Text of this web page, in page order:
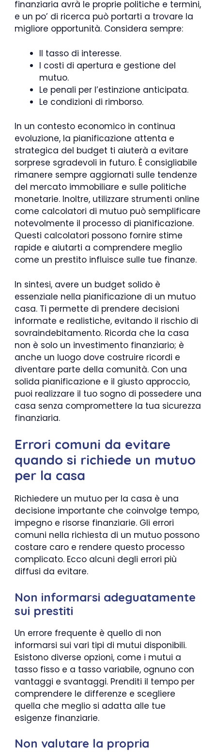
finanziaria avrà le proprie politiche e termini,
e un po’ di ricerca può portarti a trovare la
migliore opportunità. Considera sempre:
Il tasso di interesse.
I costi di apertura e gestione del
mutuo.
Le penali per l’estinzione anticipata.
Le condizioni di rimborso.
In un contesto economico in continua
evoluzione, la pianificazione attenta e
strategica del budget ti aiuterà a evitare
sorprese sgradevoli in futuro. È consigliabile
rimanere sempre aggiornati sulle tendenze
del mercato immobiliare e sulle politiche
monetarie. Inoltre, utilizzare strumenti online
come calcolatori di mutuo può semplificare
notevolmente il processo di pianificazione.
Questi calcolatori possono fornire stime
rapide e aiutarti a comprendere meglio
come un prestito influisce sulle tue finanze.
In sintesi, avere un budget solido è
essenziale nella pianificazione di un mutuo
casa. Ti permette di prendere decisioni
informate e realistiche, evitando il rischio di
sovraindebitamento. Ricorda che la casa
non è solo un investimento finanziario; è
anche un luogo dove costruire ricordi e
diventare parte della comunità. Con una
solida pianificazione e il giusto approccio,
puoi realizzare il tuo sogno di possedere una
casa senza compromettere la tua sicurezza
finanziaria.
Errori comuni da evitare
quando si richiede un mutuo
per la casa
Richiedere un mutuo per la casa è una
decisione importante che coinvolge tempo,
impegno e risorse finanziarie. Gli errori
comuni nella richiesta di un mutuo possono
costare caro e rendere questo processo
complicato. Ecco alcuni degli errori più
diffusi da evitare.
Non informarsi adeguatamente
sui prestiti
Un errore frequente è quello di non
informarsi sui vari tipi di mutui disponibili.
Esistono diverse opzioni, come i mutui a
tasso fisso e a tasso variabile, ognuno con
vantaggi e svantaggi. Prenditi il tempo per
comprendere le differenze e scegliere
quella che meglio si adatta alle tue
esigenze finanziarie.
Non valutare la propria